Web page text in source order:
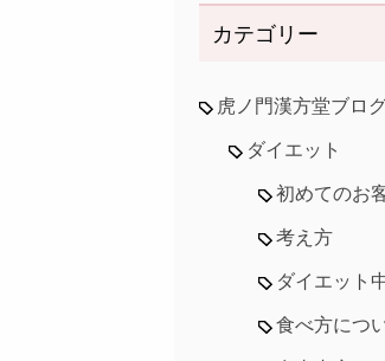
カテゴリー
虎ノ門漢方堂ブロ
ダイエット
初めてのお
考え方
ダイエット
食べ方につ